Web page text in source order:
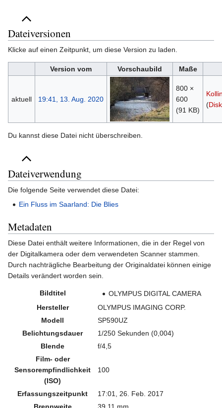
Dateiversionen
Klicke auf einen Zeitpunkt, um diese Version zu laden.
Version vom Vorschaubild Maße
aktuell 19:41, 13. Aug. 2020
800 ×
600
(91 KB)
(
Du kannst diese Datei nicht überschreiben.
Dateiverwendung
Die folgende Seite verwendet diese Datei:
Ein Fluss im Saarland: Die Blies
Metadaten
Diese Datei enthält weitere Informationen, die in der Regel von
der Digitalkamera oder dem verwendeten Scanner stammen.
Durch nachträgliche Bearbeitung der Originaldatei können einige
Details verändert worden sein.
Bildtitel
OLYMPUS DIGITAL CAMERA
Hersteller
OLYMPUS IMAGING CORP.
Modell
SP590UZ
Belichtungsdauer
1/250 Sekunden (0,004)
Blende
f/4,5
Film- oder
Sensorempfindlichkeit
(ISO)
100
Erfassungszeitpunkt
17:01, 26. Feb. 2017
Brennweite
39,11 mm